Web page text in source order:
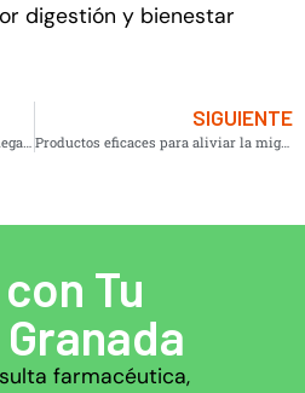
digestión y bienestar
Beneficios de los ácidos grasos Omega 3 para tu salud
SIGUIENTE
Productos eficaces para aliviar la migraña
Tu
farmacéutica,